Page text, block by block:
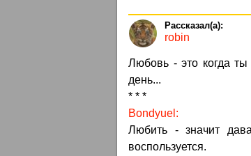
robin
Любовь - это когда
день...
* * *
Bondyuel:
Любить - значит
воспользуется.